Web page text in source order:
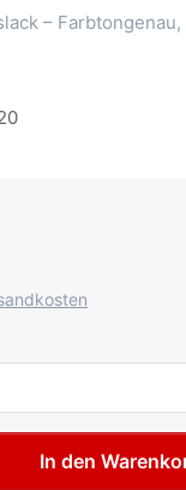
–
Spraydose für Fiat
In den